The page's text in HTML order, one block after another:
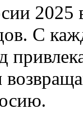
2025
С